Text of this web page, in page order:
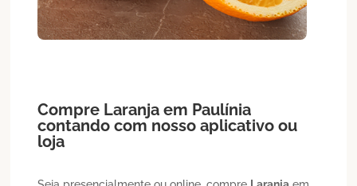
Compre Laranja em Paulínia
contando com nosso aplicativo ou
loja